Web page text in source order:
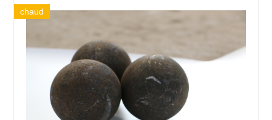
chaud